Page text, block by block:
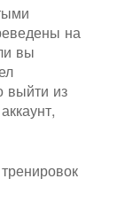
на
вы
выйти из